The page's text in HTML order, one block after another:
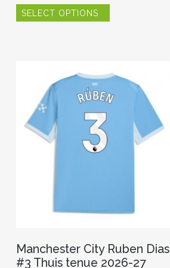
SELECT OPTIONS
optie
gekozen
Manchester City Ruben Dias
#3 Thuis tenue 2026-27